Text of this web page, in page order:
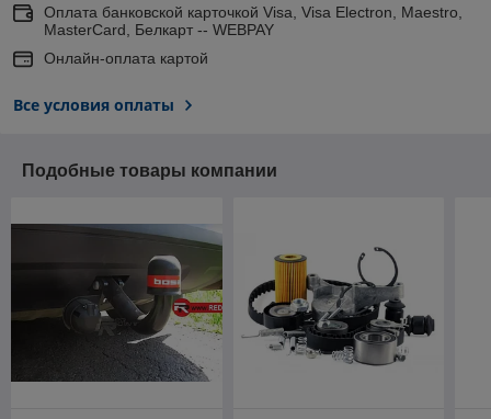
Оплата банковской карточкой Visa, Visa Electron, Maestro,
MasterCard, Белкарт -- WEBPAY
Онлайн-оплата картой
Все условия оплаты
Подобные товары компании